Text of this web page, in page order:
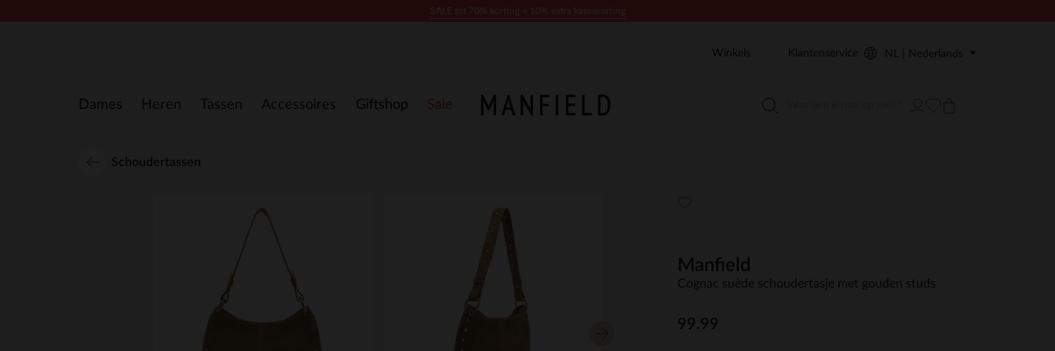
Dames Heren Tassen Accessoires Giftshop Sale
Winkels Klantenservice NL | Nederlands
Schoudertassen
Manfield
Cognac suède schoudertasje met gouden studs
99.99